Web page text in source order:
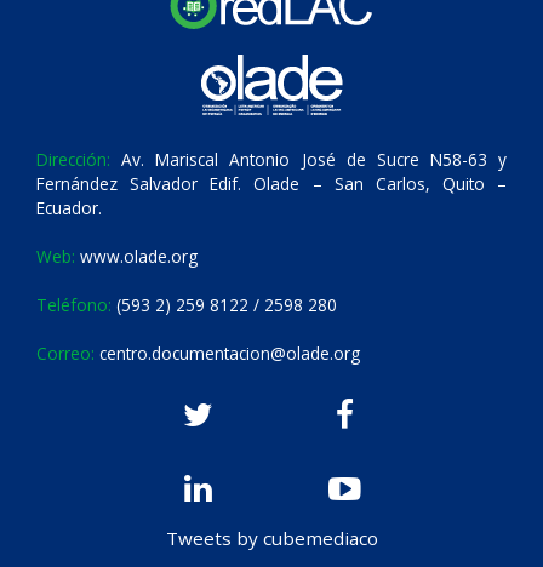
Dirección: Av. Mariscal Antonio José de Sucre N58-63 y
Fernández Salvador Edif. Olade – San Carlos, Quito –
Ecuador.
Web: www.olade.org
Teléfono: (593 2) 259 8122 / 2598 280
Correo: centro.documentacion@olade.org
Tweets by cubemediaco